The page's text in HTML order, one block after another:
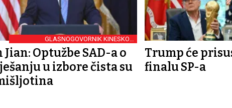
GLASNOGOVORNIK KINESKOG
MINISTARSTVA
Jian: Optužbe SAD-a o
u izbore čista su
Trump će
finalu SP-a